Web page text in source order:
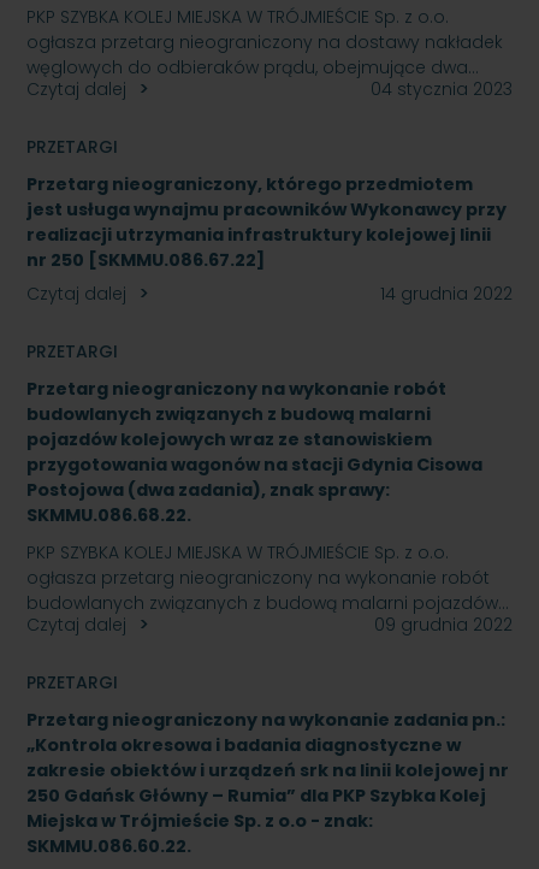
PKP SZYBKA KOLEJ MIEJSKA W TRÓJMIEŚCIE Sp. z o.o.
ogłasza przetarg nieograniczony na dostawy nakładek
węglowych do odbieraków prądu, obejmujące dwa…
Czytaj dalej
04 stycznia 2023
PRZETARGI
Przetarg nieograniczony, którego przedmiotem
jest usługa wynajmu pracowników Wykonawcy przy
realizacji utrzymania infrastruktury kolejowej linii
nr 250 [SKMMU.086.67.22]
Czytaj dalej
14 grudnia 2022
PRZETARGI
Przetarg nieograniczony na wykonanie robót
budowlanych związanych z budową malarni
pojazdów kolejowych wraz ze stanowiskiem
przygotowania wagonów na stacji Gdynia Cisowa
Postojowa (dwa zadania), znak sprawy:
SKMMU.086.68.22.
PKP SZYBKA KOLEJ MIEJSKA W TRÓJMIEŚCIE Sp. z o.o.
ogłasza przetarg nieograniczony na wykonanie robót
budowlanych związanych z budową malarni pojazdów…
Czytaj dalej
09 grudnia 2022
PRZETARGI
Przetarg nieograniczony na wykonanie zadania pn.:
„Kontrola okresowa i badania diagnostyczne w
zakresie obiektów i urządzeń srk na linii kolejowej nr
250 Gdańsk Główny – Rumia” dla PKP Szybka Kolej
Miejska w Trójmieście Sp. z o.o - znak:
SKMMU.086.60.22.